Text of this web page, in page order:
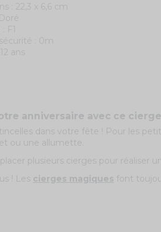
anniversaire avec ce
dans votre fête ! Pour les
ou une allumette.
plusieurs cierges pour réaliser
! Les cierges magiques font
: 22,3 x 6,6 cm
F1
: 0m
ans